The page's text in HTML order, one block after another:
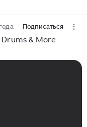
Подписаться
& More